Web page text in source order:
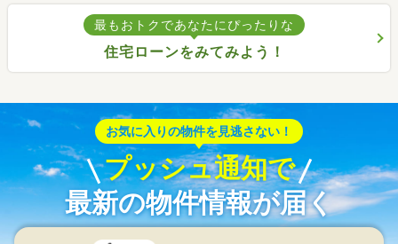
最もおトクであなたにぴったりな
住宅ローンをみてみよう！
お気に入りの物件を見逃さない！
プッシュ通知で
最新の物件情報が届く